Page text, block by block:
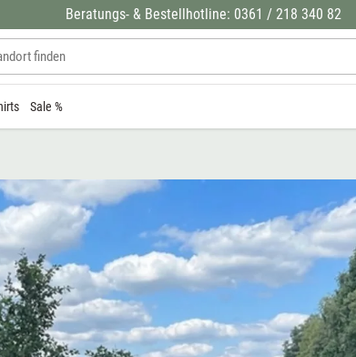
Beratungs- & Bestellhotline: 0361 / 218 340 82
Sale %